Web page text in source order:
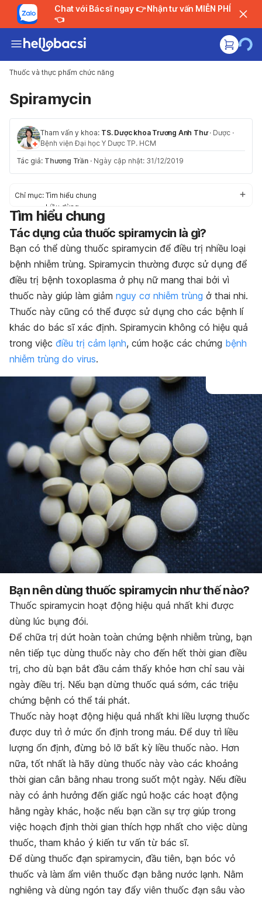
Chat với Bác sĩ ngay 👉 Nhận tư vấn MIỄN PHÍ
👈
Thuốc và thực phẩm chức năng
Spiramycin
Tham vấn y khoa: TS. Dược khoa Trương Anh Thư · Dược ·
Bệnh viện Đại học Y Dược TP. HCM
Tác giả: Thương Trần · Ngày cập nhật: 31/12/2019
Chỉ mục: Tìm hiểu chung
Liều dùng
Tác dụng phụ
Thận trọng trước khi dùng
Tương tác thuốc
Trường hợp khẩn cấp/quá liều
Tìm hiểu chung
Tác dụng của thuốc spiramycin là gì?
Bạn có thể dùng thuốc spiramycin để điều trị nhiều loại
bệnh nhiễm trùng. Spiramycin thường được sử dụng để
điều trị bệnh toxoplasma ở phụ nữ mang thai bởi vì
thuốc này giúp làm giảm nguy cơ nhiễm trùng ở thai nhi.
Thuốc này cũng có thể được sử dụng cho các bệnh lí
khác do bác sĩ xác định. Spiramycin không có hiệu quả
trong việc điều trị cảm lạnh, cúm hoặc các chứng bệnh
nhiễm trùng do virus.
Bạn nên dùng thuốc spiramycin như thế nào?
Thuốc spiramycin hoạt động hiệu quả nhất khi được
dùng lúc bụng đói.
Để chữa trị dứt hoàn toàn chứng bệnh nhiễm trùng, bạn
nên tiếp tục dùng thuốc này cho đến hết thời gian điều
trị, cho dù bạn bắt đầu cảm thấy khỏe hơn chỉ sau vài
ngày điều trị. Nếu bạn dừng thuốc quá sớm, các triệu
chứng bệnh có thể tái phát.
Thuốc này hoạt động hiệu quả nhất khi liều lượng thuốc
được duy trì ở mức ổn định trong máu. Để duy trì liều
lượng ổn định, đừng bỏ lỡ bất kỳ liều thuốc nào. Hơn
nữa, tốt nhất là hãy dùng thuốc này vào các khoảng
thời gian cân bằng nhau trong suốt một ngày. Nếu điều
này có ảnh hưởng đến giấc ngủ hoặc các hoạt động
hằng ngày khác, hoặc nếu bạn cần sự trợ giúp trong
việc hoạch định thời gian thích hợp nhất cho việc dùng
thuốc, tham khảo ý kiến tư vấn từ bác sĩ.
Để dùng thuốc đạn spiramycin, đầu tiên, bạn bóc vỏ
thuốc và làm ẩm viên thuốc đạn bằng nước lạnh. Nằm
nghiêng và dùng ngón tay đẩy viên thuốc đạn sâu vào